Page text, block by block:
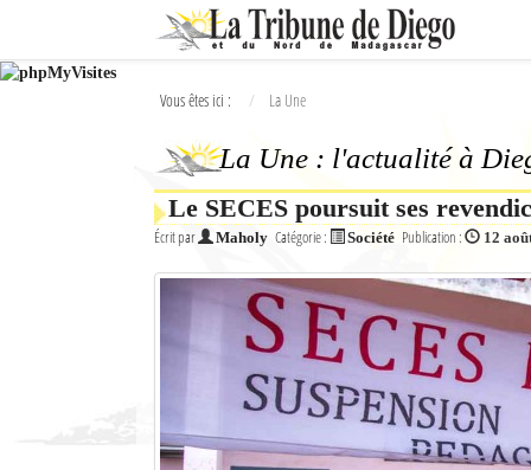
Ok
L'actualité à Diego Suarez
Vous êtes ici : La Une
La Une : l'actualité à
Le SECES poursuit ses
Écrit par Maholy Catégorie : Société Publication : 12